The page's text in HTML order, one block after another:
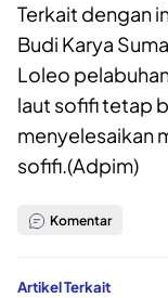
Terkait dengan
Budi Karya
Loleo
laut sofifi tetap
menyelesaikan
sofifi.(Adpim)
Komentar
Artikel Terkait